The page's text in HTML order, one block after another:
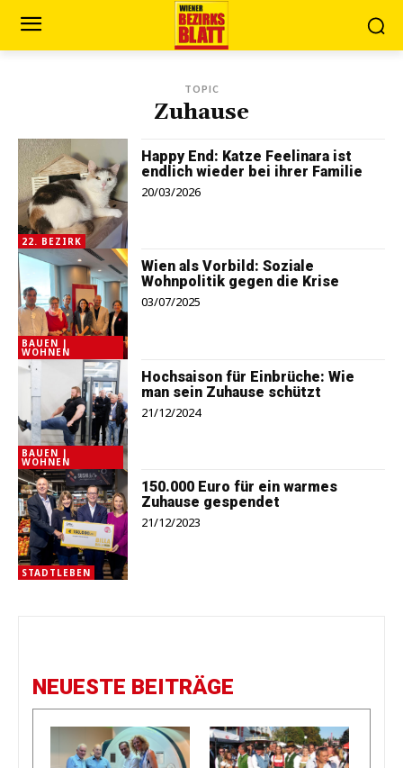
TOPIC
Zuhause
22. BEZIRK
Happy End: Katze Feelinara ist
endlich wieder bei ihrer Familie
20/03/2026
BAUEN |
WOHNEN
Wien als Vorbild: Soziale
Wohnpolitik gegen die Krise
03/07/2025
BAUEN |
WOHNEN
Hochsaison für Einbrüche: Wie
man sein Zuhause schützt
21/12/2024
STADTLEBEN
150.000 Euro für ein warmes
Zuhause gespendet
21/12/2023
NEUESTE BEITRÄGE